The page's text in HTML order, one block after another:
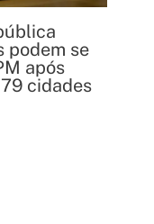
podem se
após
cidades